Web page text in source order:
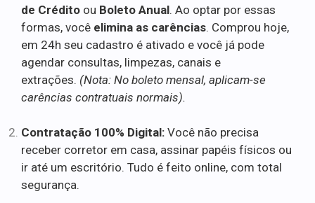
de Crédito ou Boleto Anual. Ao optar por essas
formas, você elimina as carências. Comprou hoje,
em 24h seu cadastro é ativado e você já pode
agendar consultas, limpezas, canais e
extrações. (Nota: No boleto mensal, aplicam-se
carências contratuais normais).
Contratação 100% Digital: Você não precisa
receber corretor em casa, assinar papéis físicos ou
ir até um escritório. Tudo é feito online, com total
segurança.